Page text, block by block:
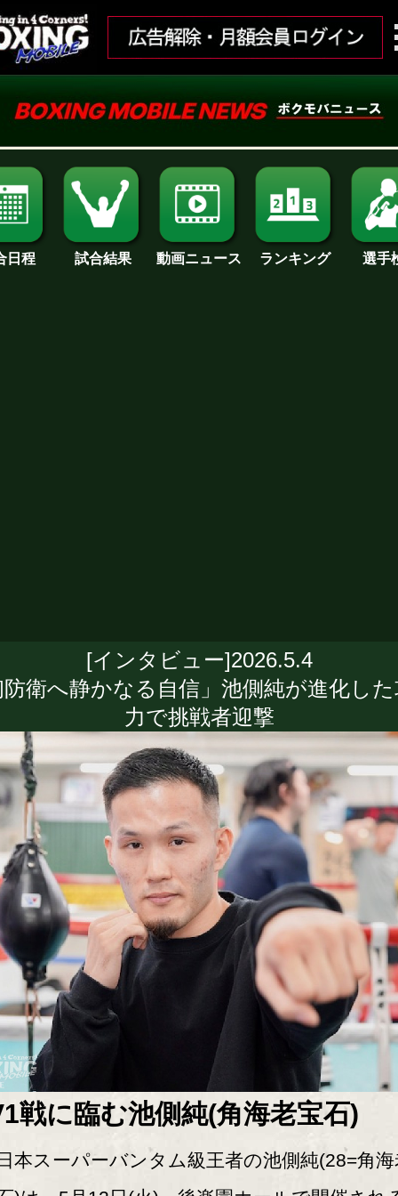
日程 試合結果 動画ニュース ランキング 選手
[インタビュー]2026.5.4
衛へ静かなる自信」池側純が進化し
力で挑戦者迎撃
戦に臨む池側純(角海老宝石)
スーパーバンタム級王者の池側純(28=角海